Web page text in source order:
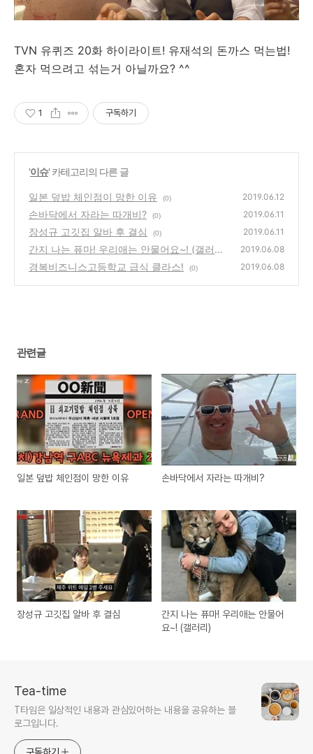
TVN 유퀴즈 20화 하이라이트! 유재석의 돈까스 먹는법!
혼자 먹으려고 섞는거 아닐까요? ^^
1 구독하기
'이슈' 카테고리의 다른 글
일본 덮밥 체인점이 망한 이유 (0) 2019.06.12
손바닥에서 자라는 따개비? (0) 2019.06.11
장성규 고깃집 알바 후 결심 (0) 2019.06.11
간지 나는 퓨마! 우리애는 안물어요~! (갤러리)
(0)
2019.06.08
경복비즈니스고등학교 급식 클라스! (0) 2019.06.08
관련글
일본 덮밥 체인점이 망한 이유 손바닥에서 자라는 따개비?
장성규 고깃집 알바 후 결심
간지 나는 퓨마! 우리애는 안물어
요~! (갤러리)
Tea-time
T타임은 일상적인 내용과 관심있어하는 내용을 공유하는 블
로그입니다.